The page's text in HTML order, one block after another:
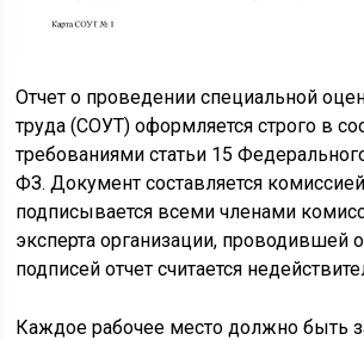
Отчет о проведении специальной
труда (СОУТ) оформляется строго в
требованиями статьи 15
ФЗ. Документ составляется
подписывается всеми членами
эксперта организации, проводившей
подписей отчет считается
Каждое рабочее место должно быть